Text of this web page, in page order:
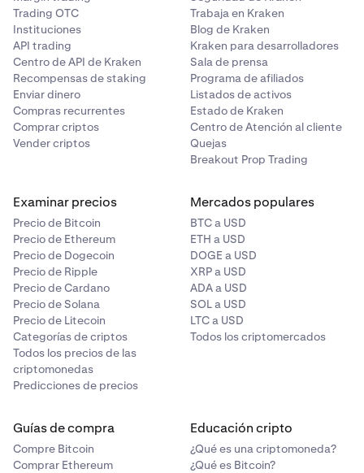
Riesgos relacionados con el funcionamiento
problemas técnicos, las caídas de los exchanges y el
mal funcionamiento del monedero pueden impedir el
acceso a los fondos.
Riesgos de estafa
: Los proyectos fraudulentos o los
esquemas Ponzi pueden provocar la pérdida total de
la inversión.
negativamente al funcionamiento o al valor de una
criptomoneda.
Riesgo de contraparte
: Si un exchange o plataforma
de criptomonedas entra en bancarrota o es víctima
de un ataque informático, es posible que no puedas
acceder a tus fondos.
Riesgos relacionados con los contratos
inteligentes: Es posible aprovecharse de las
vulnerabilidades o fallos de los contratos
inteligentes, lo que puede provocar la pérdida de
Trading OTC
Instituciones
API trading
Centro de API de Kraken
Recompensas de staking
Enviar dinero
Compras recurrentes
Comprar criptos
Vender criptos
Trabaja en Kraken
Blog de Kraken
Kraken para desarrolladores
Sala de prensa
Programa de afiliados
Listados de activos
Estado de Kraken
Centro de Atención al cliente
Quejas
Breakout Prop Trading
Examinar precios
Precio de Bitcoin
Precio de Ethereum
Precio de Dogecoin
Precio de Ripple
Precio de Cardano
Precio de Solana
Precio de Litecoin
Categorías de criptos
Todos los precios de las
criptomonedas
Predicciones de precios
Mercados populares
BTC a USD
ETH a USD
DOGE a USD
XRP a USD
ADA a USD
SOL a USD
LTC a USD
Todos los criptomercados
Guías de compra
Compre Bitcoin
Comprar Ethereum
Educación cripto
¿Qué es una criptomoneda?
¿Qué es Bitcoin?